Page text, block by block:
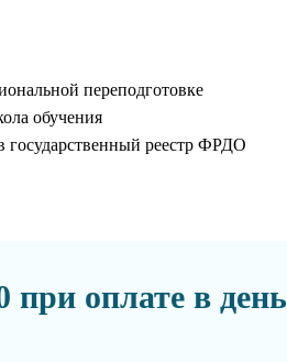
переподготовке
обучения
государственный реестр ФРДО
при оплате в день